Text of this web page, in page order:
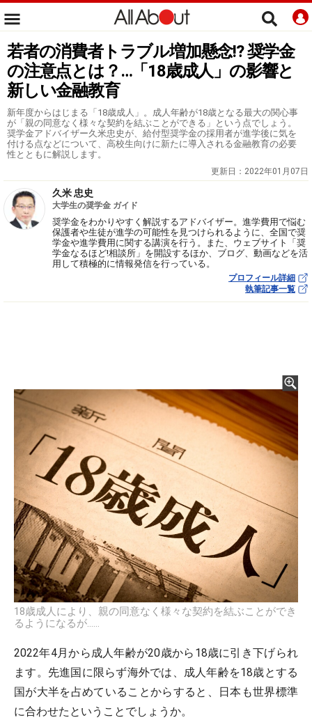
若者の消費者トラブル増加懸念!? 奨学金
の注意点とは？…「18歳成人」の影響と
新しい金融教育
新年度からはじまる「18歳成人」。成人年齢が18歳となる最大の関心事
が「親の同意なく様々な契約を結ぶことができる」という点でしょう。
奨学金アドバイザー久米忠史が、給付型奨学金の採用者が進学後に気を
付ける点などについて、高校生向けに新たに導入される金融教育の必要
性とともに解説します。
更新日： 2022年01月07日
久米 忠史
大学生の奨学金 ガイド
奨学金をわかりやすく解説するアドバイザー。進学費用で悩む
保護者や生徒が進学の可能性を見つけられるように、全国で奨
学金や進学費用に関する講演を行う。また、ウェブサイト「奨
学金なるほど!相談所」を開設するほか、ブログ、動画などを活
用して積極的に情報発信を行っている。
プロフィール詳細
執筆記事一覧
18歳成人により、親の同意なく様々な契約を結ぶことができ
るようになるが……
2022年4月から成人年齢が20歳から18歳に引き下げられ
ます。先進国に限らず海外では、成人年齢を18歳とする
国が大半を占めていることからすると、日本も世界標準
に合わせたということでしょうか。